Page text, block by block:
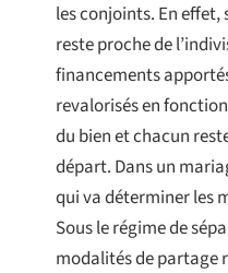
les conjoints. En effet,
reste proche de
financements
revalorisés en
du bien et chacun
départ. Dans un
qui va déterminer les
Sous le régime de
modalités de partage